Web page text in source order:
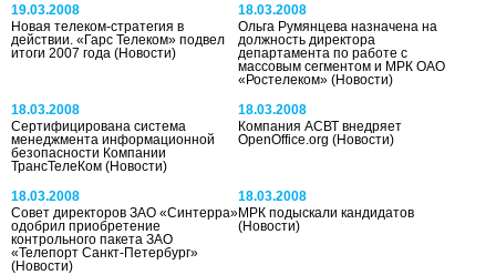
19.03.2008
Новая телеком-стратегия в
действии. «Гарс Телеком» подвел
итоги 2007 года (Новости)
18.03.2008
Ольга Румянцева назначена на
должность директора
департамента по работе с
массовым сегментом и МРК ОАО
«Ростелеком»(Новости)
18.03.2008
Сертифицирована система
менеджмента информационной
безопасности Компании
ТрансТелеКом (Новости)
18.03.2008
Компания АСВТ внедряет
OpenOffice.org(Новости)
18.03.2008
Совет директоров ЗАО «Синтерра»
одобрил приобретение
контрольного пакета ЗАО
«Телепорт Санкт-Петербург»
(Новости)
18.03.2008
МРК подыскали кандидатов
(Новости)